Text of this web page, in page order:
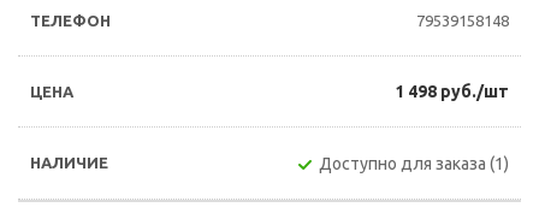
79539158148
1 498 руб./шт
Доступно для заказа (1)